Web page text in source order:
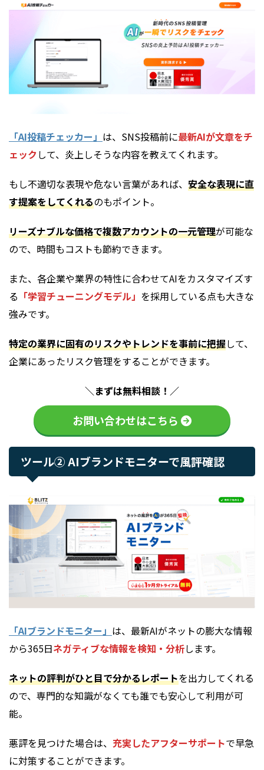
「AI投稿チェッカー」 は、SNS投稿前に最新AIが文章をチ
ェックして、炎上しそうな内容を教えてくれます。
もし不適切な表現や危ない言葉があれば、 安全な表現に直
す提案をしてくれるのもポイント。
リーズナブルな価格で複数アカウントの一元管理が可能な
ので、時間もコストも節約できます。
また、各企業や業界の特性に合わせてAIをカスタマイズす
る 「学習チューニングモデル」 を採用している点も大きな
強みです。
特定の業界に固有のリスクやトレンドを事前に把握して、
企業にあったリスク管理をすることができます。
＼まずは無料相談！／
お問い合わせはこちら
ツール② AIブランドモニターで風評確認
「AIブランドモニター」 は、最新AIがネットの膨大な情報
から365日ネガティブな情報を検知・分析します。
ネットの評判がひと目で分かるレポートを出力してくれる
ので、専門的な知識がなくても誰でも安心して利用が可
能。
悪評を見つけた場合は、 充実したアフターサポートで早急
に対策することができます。